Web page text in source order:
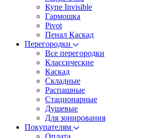
Купе Invisible
Гармошка
Pivot
Пенал Каскад
Перегородки
Все перегородки
Классические
Каскад
Складные
Распашные
Стационарные
Душевые
Для зонирования
Покупателям
Оплата